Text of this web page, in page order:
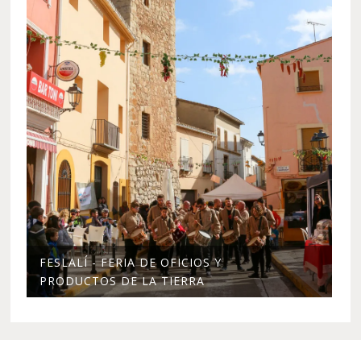
FESLALÍ - FERIA DE OFICIOS Y
PRODUCTOS DE LA TIERRA